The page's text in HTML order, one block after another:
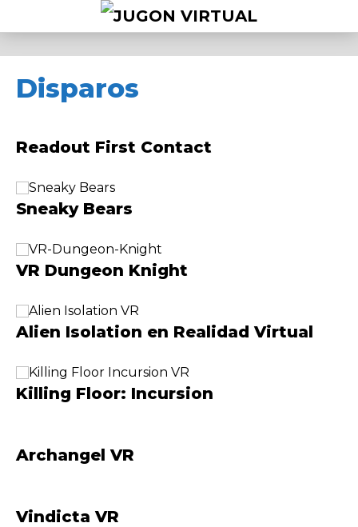
Disparos
Readout First Contact
Sneaky Bears
VR Dungeon Knight
Alien Isolation en Realidad Virtual
Killing Floor: Incursion
Archangel VR
Vindicta VR